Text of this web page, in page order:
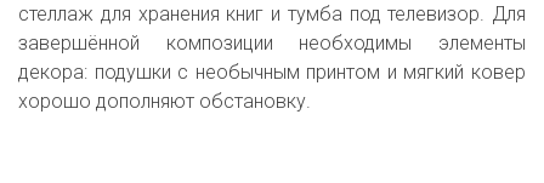
стеллаж для хранения книг и тумба под телевизор. Для
завершённой композиции необходимы элементы
декора: подушки с необычным принтом и мягкий ковер
хорошо дополняют обстановку.